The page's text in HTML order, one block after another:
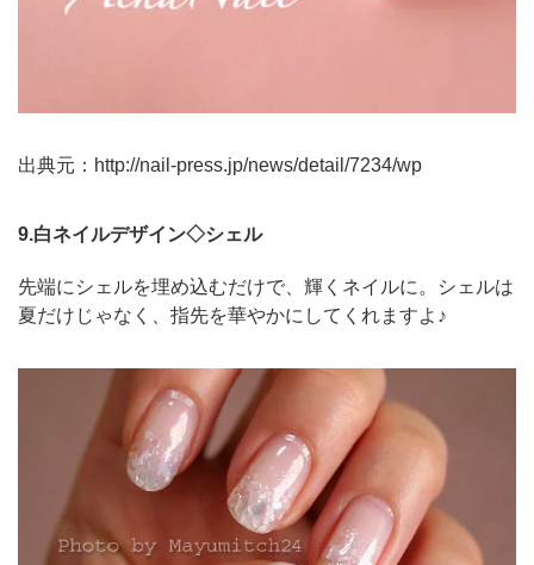
出典元： http://nail-press.jp/news/detail/7234/wp
9.白ネイルデザイン◇シェル
先端にシェルを埋め込むだけで、輝くネイルに。シェルは
夏だけじゃなく、指先を華やかにしてくれますよ♪